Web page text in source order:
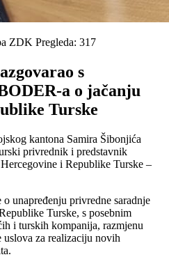
ZDK Pregleda: 317
s
a o jačanju
Turske
kantona Samira Šibonjića
privrednik i predstavnik
i Republike Turske –
unapređenju privredne saradnje
Turske, s posebnim
i turskih kompanija, razmjenu
uslova za realizaciju novih